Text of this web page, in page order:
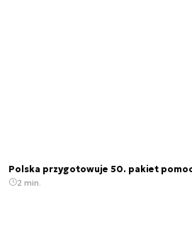
Polska przygotowuje 50. pakiet
2 min.